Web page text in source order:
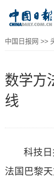
中国日报网 >>
数学方
线
科技
法国巴黎